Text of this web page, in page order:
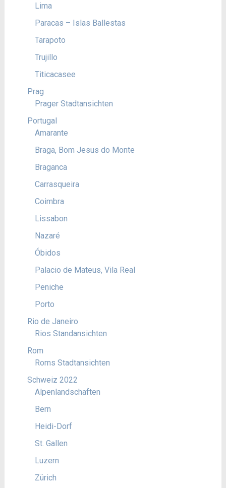
Lima
Paracas – Islas Ballestas
Tarapoto
Trujillo
Titicacasee
Prag
Prager Stadtansichten
Portugal
Amarante
Braga, Bom Jesus do Monte
Braganca
Carrasqueira
Coimbra
Lissabon
Nazaré
Óbidos
Palacio de Mateus, Vila Real
Peniche
Porto
Rio de Janeiro
Rios Standansichten
Rom
Roms Stadtansichten
Schweiz 2022
Alpenlandschaften
Bern
Heidi-Dorf
St. Gallen
Luzern
Zürich